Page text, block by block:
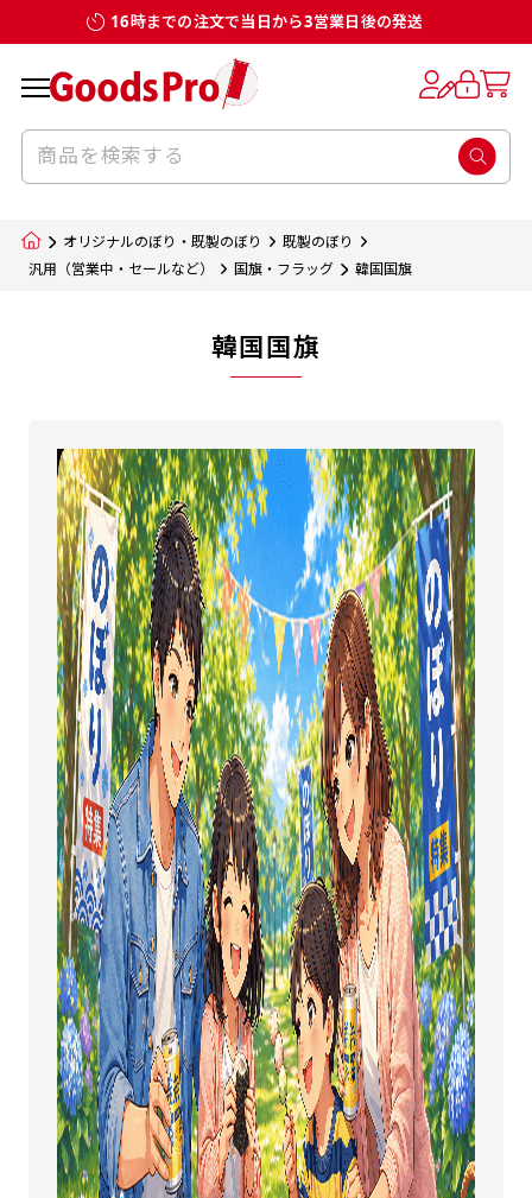
16時までの注文で当日から3営業日後の発送
オリジナルのぼり・既製のぼり
既製のぼり
汎用（営業中・セールなど）
国旗・フラッグ 韓国国旗
韓国国旗